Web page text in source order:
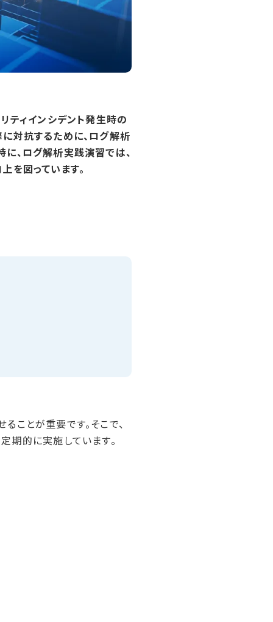
ティインシデント発生時の
対抗するために、ログ解析
、ログ解析実践演習では、
を図っています。
ことが重要です。そこで、
期的に実施しています。